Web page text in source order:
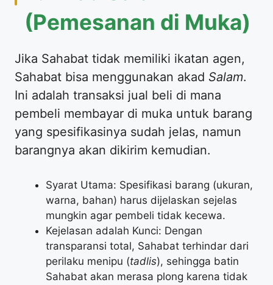
(Pemesanan di Muka)
Jika Sahabat tidak memiliki ikatan agen,
Sahabat bisa menggunakan akad Salam.
Ini adalah transaksi jual beli di mana
pembeli membayar di muka untuk barang
yang spesifikasinya sudah jelas, namun
barangnya akan dikirim kemudian.
Syarat Utama: Spesifikasi barang (ukuran,
warna, bahan) harus dijelaskan sejelas
mungkin agar pembeli tidak kecewa.
Kejelasan adalah Kunci: Dengan
transparansi total, Sahabat terhindar dari
perilaku menipu (tadlis), sehingga batin
Sahabat akan merasa plong karena tidak